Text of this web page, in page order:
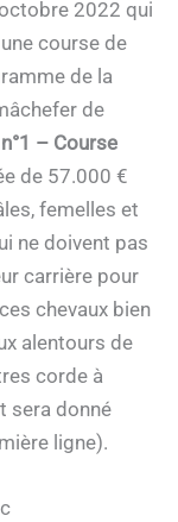
2022 qui
une course de
de la
de
– Course
de 57.000 €
femelles et
ne doivent pas
carrière pour
chevaux bien
alentours de
corde à
sera donné
ligne).